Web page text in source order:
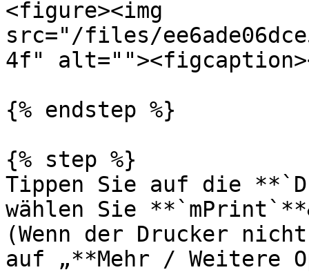
<figure><img
src="/files/
4f"
{% endstep %}
{% step %}
Tippen Sie auf die
wählen Sie
(Wenn der Drucker
auf „**Mehr / Weitere